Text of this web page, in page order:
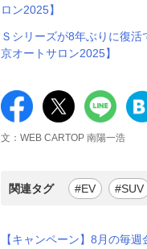
ロン2025】
Ｓシリーズが8年ぶりに復
京オートサロン2025】
文：WEB CARTOP 南陽一浩
関連タグ #EV #SUV
【キャンペーン】8月の毎